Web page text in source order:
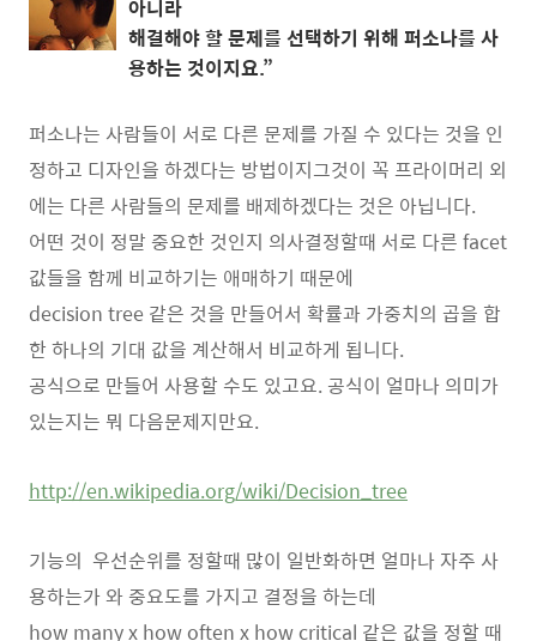
아니라
해결해야 할 문제를 선택하기 위해 퍼소나를 사
용하는 것이지요.”
퍼소나는 사람들이 서로 다른 문제를 가질 수 있다는 것을 인
정하고 디자인을 하겠다는 방법이지그것이 꼭 프라이머리 외
에는 다른 사람들의 문제를 배제하겠다는 것은 아닙니다.
어떤 것이 정말 중요한 것인지 의사결정할때 서로 다른 facet
값들을 함께 비교하기는 애매하기 때문에
decision tree 같은 것을 만들어서 확률과 가중치의 곱을 합
한 하나의 기대 값을 계산해서 비교하게 됩니다.
공식으로 만들어 사용할 수도 있고요. 공식이 얼마나 의미가
있는지는 뭐 다음문제지만요.
http://en.wikipedia.org/wiki/Decision_tree
기능의 우선순위를 정할때 많이 일반화하면 얼마나 자주 사
용하는가 와 중요도를 가지고 결정을 하는데
how many x how often x how critical 같은 값을 정할 때